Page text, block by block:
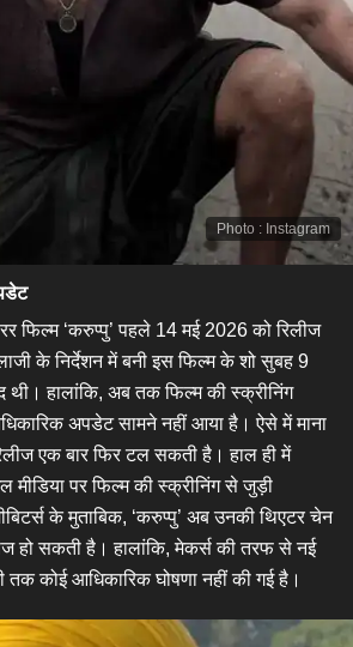
Photo : Instagram
फिल्म ‘करुप्पु’ पहले 14 मई 2026 को रिलीज
के निर्देशन में बनी इस फिल्म के शो सुबह 9
थी। हालांकि, अब तक फिल्म की स्क्रीनिंग
अपडेट सामने नहीं आया है। ऐसे में माना
एक बार फिर टल सकती है। हाल ही में
मीडिया पर फिल्म की स्क्रीनिंग से जुड़ी
के मुताबिक, ‘करुप्पु’ अब उनकी थिएटर चेन
हो सकती है। हालांकि, मेकर्स की तरफ से नई
कोई आधिकारिक घोषणा नहीं की गई है।